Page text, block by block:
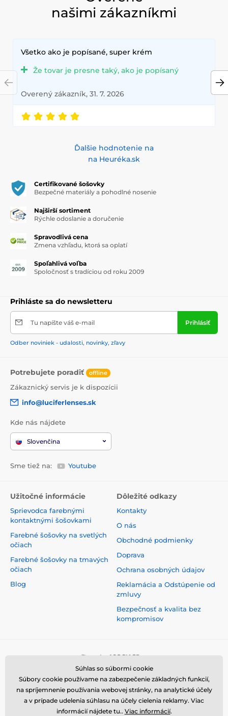
našimi zákazníkmi
Všetko ako je popísané, super krém
Že tovar je presne taký, ako je popísaný
Overený zákazník, 31. 7. 2026
Ďalšie hodnotenie na
na Heuréka.sk
Certifikované šošovky
Bezpečné materiály a pohodlné nosenie
Najširší sortiment
Rýchle odoslanie a doručenie
Spravodlivá cena
Zmena vzhľadu, ktorá sa oplatí
Spoľahlivá voľba
Spoločnosť s tradíciou od roku 2009
Prihláste sa do newsletteru
Tu napíšte váš e-mail Prihlásiť
Odber noviniek - udalosti, novinky, zľavy
Potrebujete poradiť offline
Zákaznický servis je k dispozícii
info@luciferlenses.sk
Kde nás nájdete
Slovenčina
Sme tiež na: Youtube
Užitočné informácie
Sprievodca farebnými
kontaktnými šošovkami
Farebné šošovky na svetlých
očiach
Farebné šošovky na tmavých
očiach
Blog
Dôležité odkazy
Kontakty
O nás
Obchodné podmienky
Doprava
Ochrana osobných údajov
Reklamácia a Odstúpenie od
zmluvy
Bezpečnosť a kvalita bez
kompromisov
Súhlas so súbormi cookie
Súbory cookie používame na zabezpečenie základných funkcií,
na spríjemnenie používania webovej stránky, na analytické účely
a v prípade udelenia súhlasu na účely cielenia reklamy. Viac
informácií nájdete tu.. Viac informácií.